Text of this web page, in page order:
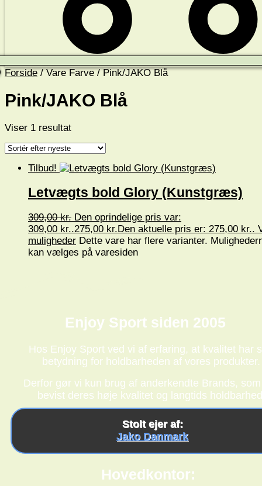
Forside/ Vare Farve / Pink/JAKO Blå
Pink/JAKO Blå
Viser 1 resultat
Tilbud!
Letvægts bold Glory (Kunstgræs)
309,00kr. Den oprindelige pris var:
309,00 kr..275,00 kr.Den aktuelle pris er: 275,00 kr..
muligheder Dette vare har flere varianter.
kan vælges på varesiden
Enjoy Sport siden 2005
Hos Enjoy Sport ved vi af erfaring, at kvalitet har
betydning for holdbarheden af vores produkter.
Derfor gør vi kun brug af anderkendte Brands,
bevist deres høje kvalitet og langtids
Stolt ejer af:
Jako Danmark
Hovedkontor: